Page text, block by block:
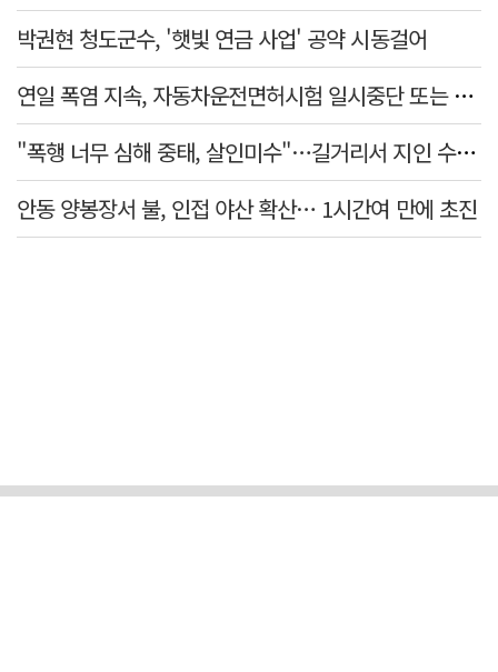
박권현 청도군수, '햇빛 연금 사업' 공약 시동걸어
연일 폭염 지속, 자동차운전면허시험 일시중단 또는 축소 운영
"폭행 너무 심해 중태, 살인미수"…길거리서 지인 수십회 때린 50대 '긴급체포'
안동 양봉장서 불, 인접 야산 확산… 1시간여 만에 초진